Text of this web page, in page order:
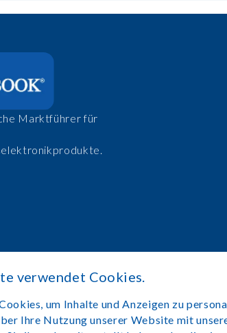
Marktführer für
verwendet Cookies.
um Inhalte und Anzeigen zu
Ihre Nutzung unserer Website mit